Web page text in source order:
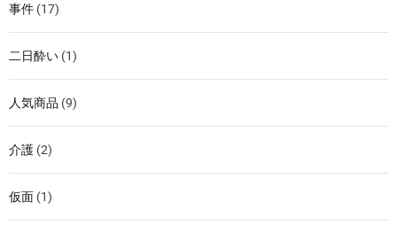
事件 (17)
二日酔い (1)
人気商品 (9)
介護 (2)
仮面 (1)